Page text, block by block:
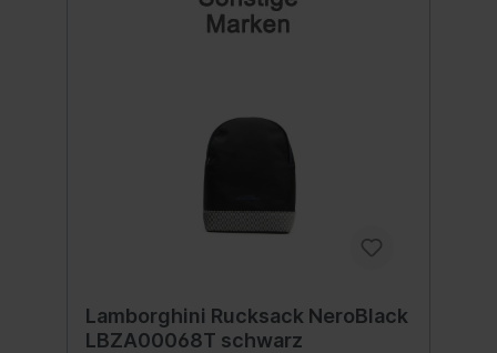
Lamborghini Rucksack NeroBlack
LBZA00068T schwarz